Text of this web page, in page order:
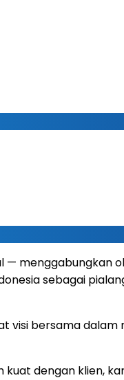
menggabungkan
sebagai
visi bersama
dengan klien,